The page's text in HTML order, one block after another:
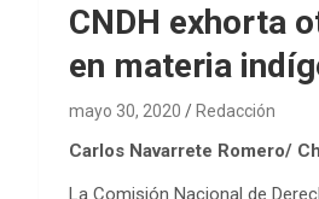
CNDH exhorta
en materia
mayo 30, 2020 Redacción
Carlos Navarrete Romero/
La Comisión Nacional de